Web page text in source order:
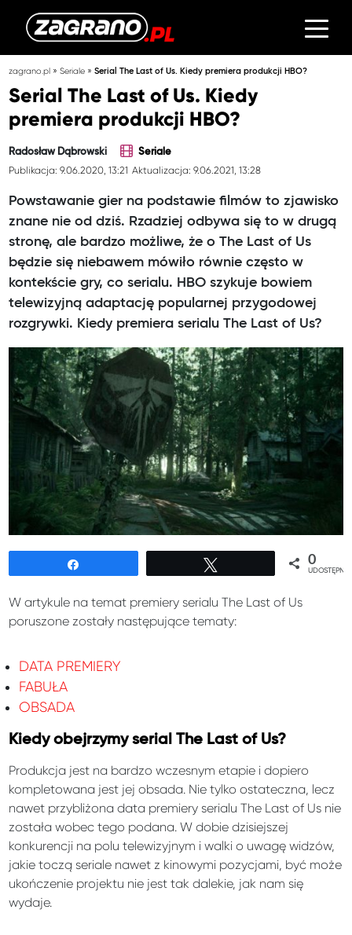
zagrano.pl »Seriale »Serial The Last of Us. Kiedy premiera produkcji HBO?
Serial The Last of Us. Kiedy
premiera produkcji HBO?
Radosław Dąbrowski Seriale
Publikacja: 9.06.2020, 13:21 Aktualizacja: 9.06.2021, 13:28
Powstawanie gier na podstawie filmów to zjawisko
znane nie od dziś. Rzadziej odbywa się to w drugą
stronę, ale bardzo możliwe, że o The Last of Us
będzie się niebawem mówiło równie często w
kontekście gry, co serialu. HBO szykuje bowiem
telewizyjną adaptację popularnej przygodowej
rozgrywki. Kiedy premiera serialu The Last of Us?
0
W artykule na temat premiery serialu The Last of Us
poruszone zostały następujące tematy:
DATA PREMIERY
FABUŁA
OBSADA
Kiedy obejrzymy serial The Last of Us?
Produkcja jest na bardzo wczesnym etapie i dopiero
kompletowana jest jej obsada. Nie tylko ostateczna, lecz
nawet przybliżona data premiery serialu The Last of Us nie
została wobec tego podana. W dobie dzisiejszej
konkurencji na polu telewizyjnym i walki o uwagę widzów,
jakie toczą seriale nawet z kinowymi pozycjami, być może
ukończenie projektu nie jest tak dalekie, jak nam się
wydaje.